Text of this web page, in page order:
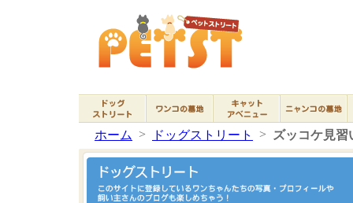
ホーム > ドッグストリート > ズッコケ見